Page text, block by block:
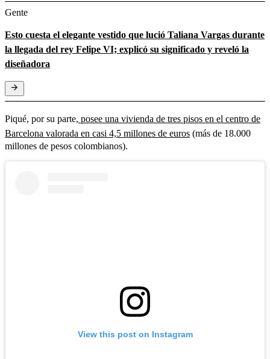
Gente
Esto cuesta el elegante vestido que lució Taliana Vargas durante
la llegada del rey Felipe VI; explicó su significado y reveló la
diseñadora
Piqué, por su parte, posee una vivienda de tres pisos en el centro de
Barcelona valorada en casi 4,5 millones de euros (más de 18.000
millones de pesos colombianos).
View this post on Instagram